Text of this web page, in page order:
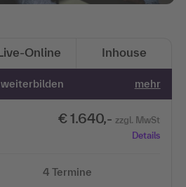
Online Inhouse
weiterbilden mehr
€ 1.640,- zzgl. MwSt
Details
4 Termine